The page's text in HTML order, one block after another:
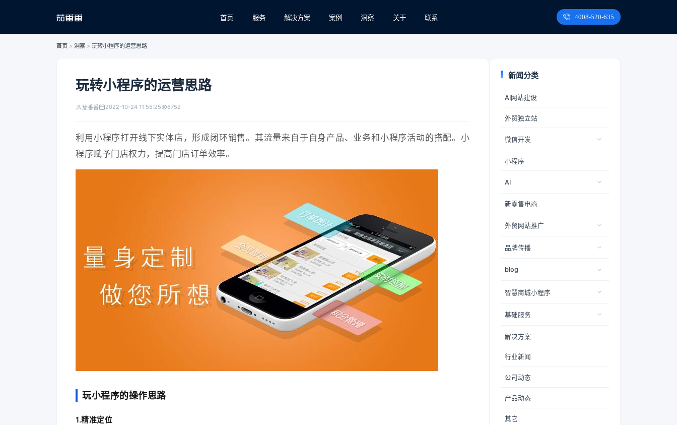
首页 服务 解决方案 案例 洞察 关于 联系 4008-520-635
首页 > 洞察 > 玩转小程序的运营思路
玩转小程序的运营思路
茄番番 2022-10-24 11:55:25 6752
利用小程序打开线下实体店，形成闭环销售。其流量来自于自身产品、业务和小程序活动的搭配。小
程序赋予门店权力，提高门店订单效率。
玩小程序的操作思路
1.精准定位
新闻分类
AI网站建设
外贸独立站
微信开发
小程序
AI
新零售电商
外贸网站推广
品牌传播
blog
智慧商城小程序
基础服务
解决方案
行业新闻
公司动态
产品动态
其它